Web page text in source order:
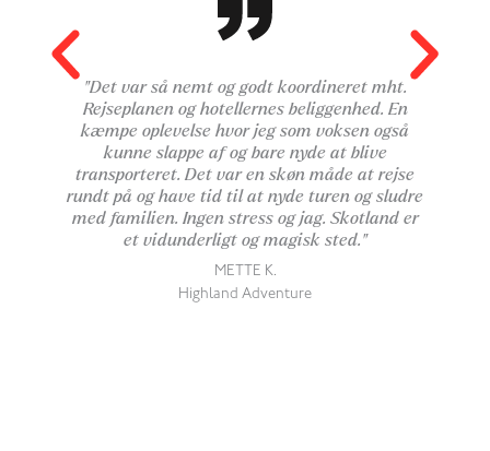
"Det var så nemt og godt koordineret mht.
Rejseplanen og hotellernes beliggenhed. En
kæmpe oplevelse hvor jeg som voksen også
kunne slappe af og bare nyde at blive
transporteret. Det var en skøn måde at rejse
rundt på og have tid til at nyde turen og sludre
med familien. Ingen stress og jag. Skotland er
et vidunderligt og magisk sted."
METTE K.
Highland Adventure